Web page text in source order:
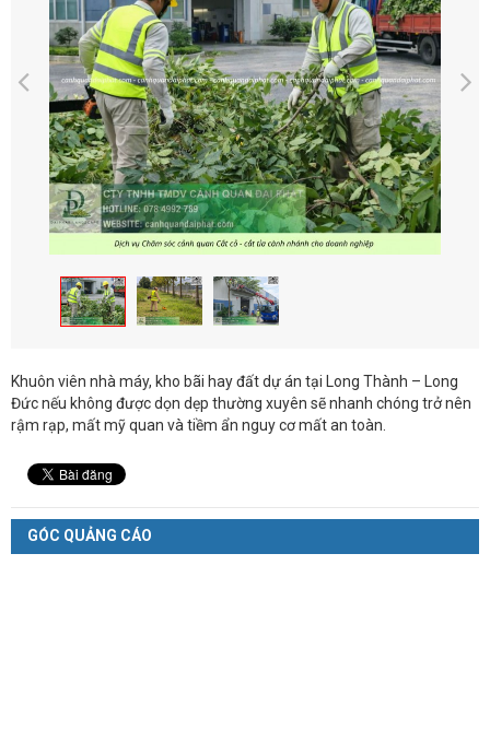
Khuôn viên nhà máy, kho bãi hay đất dự án tại Long Thành – Long
Đức nếu không được dọn dẹp thường xuyên sẽ nhanh chóng trở nên
rậm rạp, mất mỹ quan và tiềm ẩn nguy cơ mất an toàn.
GÓC QUẢNG CÁO